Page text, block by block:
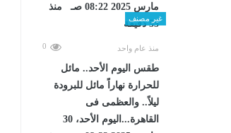
غير مصنف
منذ عام واحد 0
طقس اليوم الأحد.. مائل
للحرارة نهاراً مائل للبرودة
ليلاً.. والعظمى فى
القاهرة...اليوم الأحد، 30